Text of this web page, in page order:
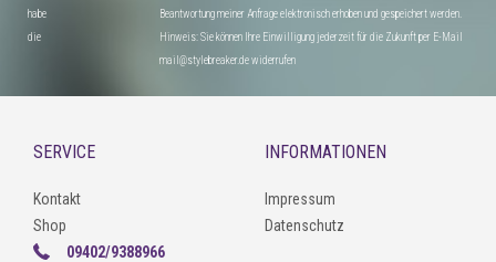
habe
die
Beantwortung meiner Anfrage elektronisch erhoben und gespeichert werden.
Hinweis: Sie können Ihre Einwilligung jederzeit für die Zukunft per E-Mail
mail@stylebreaker.de widerrufen
SERVICE
Kontakt
Shop
09402/9388966
INFORMATIONEN
Impressum
Datenschutz